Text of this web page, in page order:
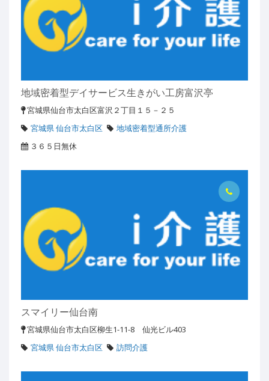
地域密着型デイサービス生きがい工房富沢亭
宮城県仙台市太白区富沢２丁目１５－２５
宮城県 仙台市太白区
地域密着型通所介護
３６５日無休
スマイリー仙台南
宮城県仙台市太白区柳生1-11-8 仙光ビル403
宮城県 仙台市太白区
訪問介護